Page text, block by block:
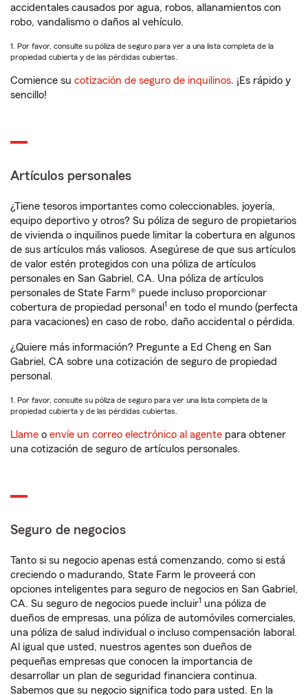
accidentales causados por agua, robos, allanamientos con
robo, vandalismo o daños al vehículo.
1. Por favor, consulte su póliza de seguro para ver a una lista completa de la
propiedad cubierta y de las pérdidas cubiertas.
Comience su cotización de seguro de inquilinos. ¡Es rápido y
sencillo!
Artículos personales
¿Tiene tesoros importantes como coleccionables, joyería,
equipo deportivo y otros? Su póliza de seguro de propietarios
de vivienda o inquilinos puede limitar la cobertura en algunos
de sus artículos más valiosos. Asegúrese de que sus artículos
de valor estén protegidos con una póliza de artículos
personales en San Gabriel, CA. Una póliza de artículos
personales de State Farm® puede incluso proporcionar
cobertura de propiedad personal 1 en todo el mundo (perfecta
para vacaciones) en caso de robo, daño accidental o pérdida.
¿Quiere más información? Pregunte a Ed Cheng en San
Gabriel, CA sobre una cotización de seguro de propiedad
personal.
1. Por favor, consulte su póliza de seguro para ver una lista completa de la
propiedad cubierta y de las pérdidas cubiertas.
Llame o envíe un correo electrónico al agente para obtener
una cotización de seguro de artículos personales.
Seguro de negocios
Tanto si su negocio apenas está comenzando, como si está
creciendo o madurando, State Farm le proveerá con
opciones inteligentes para seguro de negocios en San Gabriel,
CA. Su seguro de negocios puede incluir1 una póliza de
dueños de empresas, una póliza de automóviles comerciales,
una póliza de salud individual o incluso compensación laboral.
Al igual que usted, nuestros agentes son dueños de
pequeñas empresas que conocen la importancia de
desarrollar un plan de seguridad financiera continua.
Sabemos que su negocio significa todo para usted. En la